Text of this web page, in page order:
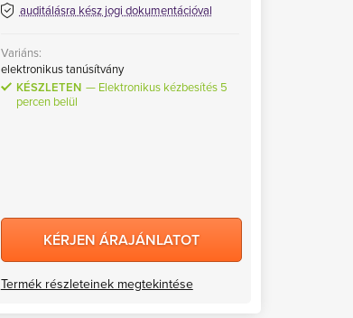
auditálásra kész jogi dokumentációval
Variáns:
elektronikus tanúsítvány
KÉSZLETEN
Elektronikus kézbesítés 5
percen belül
KÉRJEN ÁRAJÁNLATOT
Termék részleteinek megtekintése